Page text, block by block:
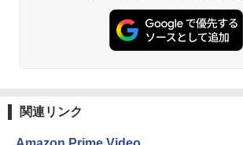
関連リンク